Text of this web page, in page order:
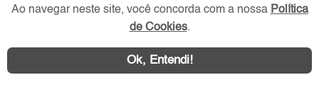
Ao navegar neste site, você concorda com a nossa Política
de Cookies.
Ok, Entendi!